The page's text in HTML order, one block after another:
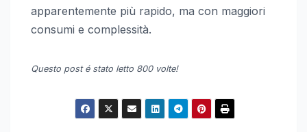
apparentemente più rapido, ma con maggiori
consumi e complessità.
Questo post é stato letto 800 volte!